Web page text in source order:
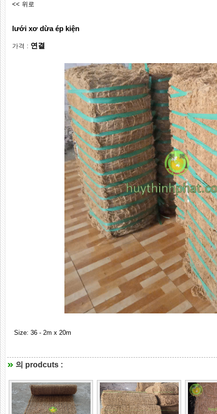
<< 위로
lưới xơ dừa ép kiện
가격 : 연결
Size: 36 - 2m x 20m
의 prodcuts :